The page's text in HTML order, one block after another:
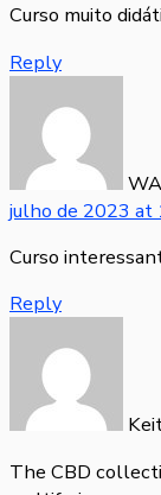
Curso muito
Reply
julho de 2023 at
Curso
Reply
The CBD